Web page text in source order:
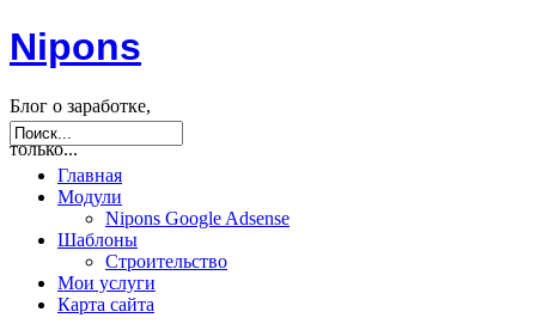
Nipons
Блог о заработке,
seo, joomla и не
только...
Главная
Модули
Nipons Google Adsense
Шаблоны
Строительство
Мои услуги
Карта сайта